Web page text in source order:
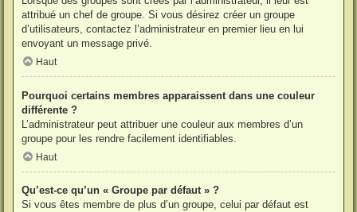
attribué un chef de groupe. Si vous désirez créer un groupe
d’utilisateurs, contactez l’administrateur en premier lieu en lui
envoyant un message privé.
Haut
Pourquoi certains membres apparaissent dans une couleur
différente ?
L’administrateur peut attribuer une couleur aux membres d’un
groupe pour les rendre facilement identifiables.
Haut
Qu’est-ce qu’un « Groupe par défaut » ?
Si vous êtes membre de plus d’un groupe, celui par défaut est